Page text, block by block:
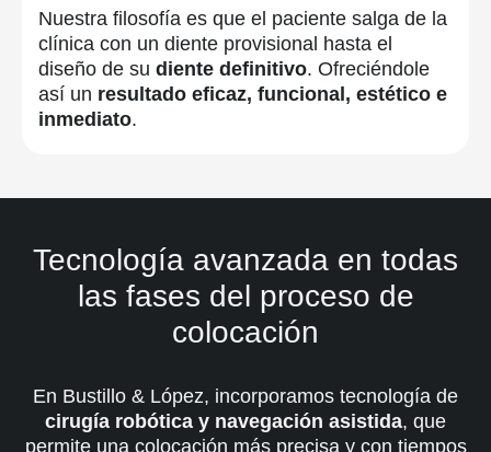
Nuestra filosofía es que el paciente salga de la
clínica con un diente provisional hasta el
diseño de su diente definitivo. Ofreciéndole
así un resultado eficaz, funcional, estético e
inmediato.
Tecnología avanzada en todas
las fases del proceso de
colocación
En Bustillo & López, incorporamos tecnología de
cirugía robótica y navegación asistida, que
permite una colocación más precisa y con tiempos